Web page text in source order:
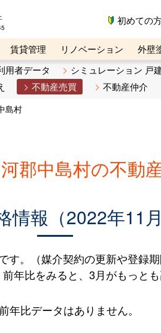
初めての
賃貸管理 リノベーション 外壁
マガジンBiz 不動産売却ご相談デス
用者データ
シミュレーション 戸
不動産売買 不動産仲介
島村
郡中島村の不動
報（2022年11
。（媒介契約の更新や登録
年比をみると、3月がもっとも
比データはありません。